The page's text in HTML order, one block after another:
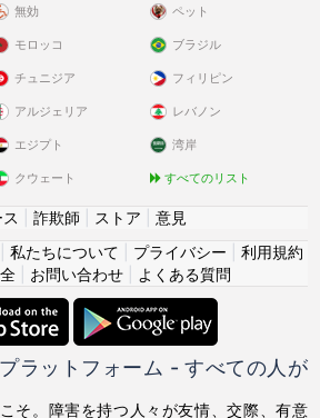
無効 ペット
モロッコ
チュニジア
アルジェリア
エジプト
クウェート
ブラジル
フィリピン
レバノン
湾岸
すべてのリスト
詐欺師 ストア
意見
私たちについて プライバシー
利用規約
| お問い合わせ| よくある質問
ラットフォーム - すべての人が
そ。障害を持つ人々が友情、交際、有意